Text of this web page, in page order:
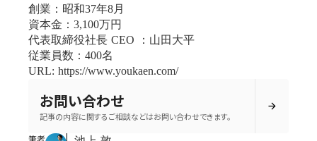
創業：昭和37年8月
資本金：3,100万円
代表取締役社長 CEO ：山田大平
従業員数：400名
URL: https://www.youkaen.com/
お問い合わせ
記事の内容に関するご相談などはお問い合わせできます。
arrow_forward
筆者